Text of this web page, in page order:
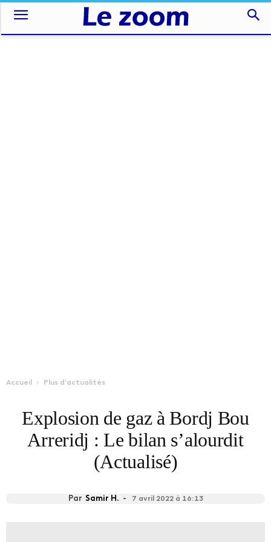
Accueil Plus d'actualités
Explosion de gaz à Bordj Bou
Arreridj : Le bilan s’alourdit
(Actualisé)
Par Samir H. - 7 avril 2022 à 16:13